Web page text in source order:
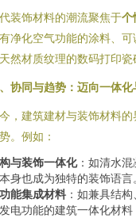
装饰材料的潮流聚焦于个
净化空气功能的涂料、
然材质纹理的数码打印
协同与趋势：迈向一体化
，建筑建材与装饰材料
。例如：
与装饰一体化：如清水
身也成为独特的装饰语言
能集成材料 ：如兼具结
电功能的建筑一体化材料